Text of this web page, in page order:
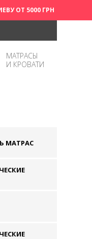
ОТ 5000 ГРН
МАТРАСЫ
И КРОВАТИ
МАТРАС